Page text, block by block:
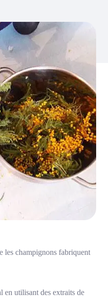
les champignons fabriquent
en utilisant des extraits de